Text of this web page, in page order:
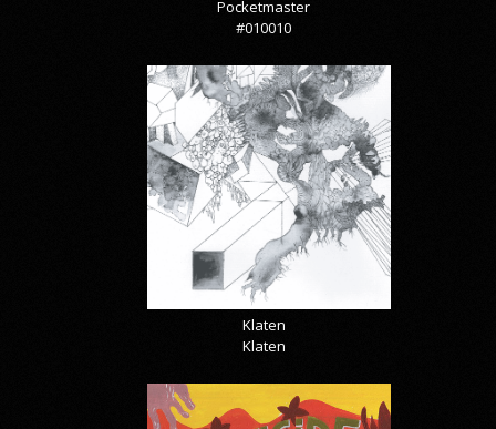
Pocketmaster
#010010
Klaten
Klaten